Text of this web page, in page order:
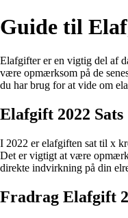
Guide til
Elafgifter er en vigtig del af
være opmærksom på de
du har brug for at vide om
Elafgift 2022 Sats
I 2022 er elafgiften sat til x
Det er vigtigt at være
direkte indvirkning på din
Fradrag Elafgift